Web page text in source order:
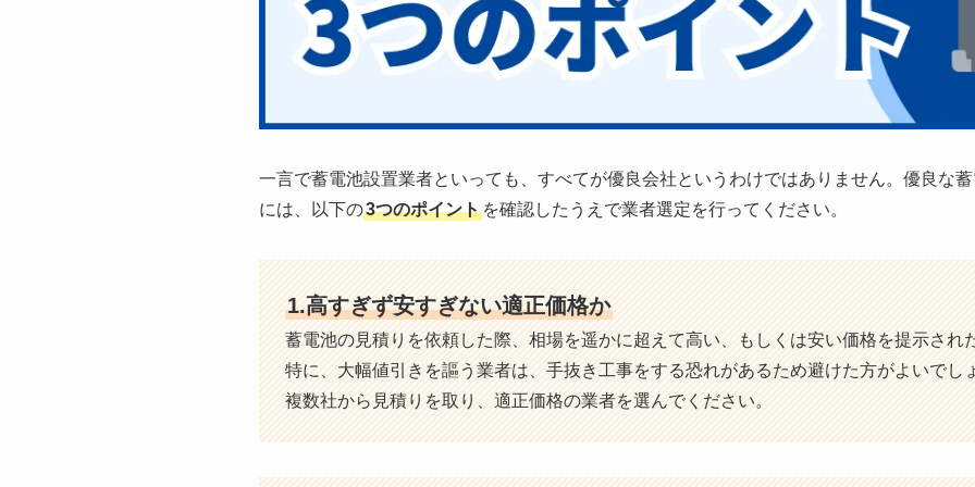
一言で蓄電池設置業者といっても、すべてが優良会社というわけではありません。優良な
には、以下の3つのポイント を確認したうえで業者選定を行ってください。
1.高すぎず安すぎない適正価格か
蓄電池の見積りを依頼した際、相場を遥かに超えて高い、もしくは安い価格を提示され
特に、大幅値引きを謳う業者は、手抜き工事をする恐れがあるため避けた方がよいでし
複数社から見積りを取り、適正価格の業者を選んでください。